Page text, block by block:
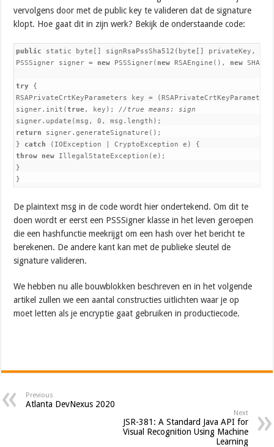
vervolgens door met de public key te valideren dat de signature
klopt. Hoe gaat dit in zijn werk? Bekijk de onderstaande code:
public static byte[] signRsaPssSha512(byte[] privateKey,
PSSSigner signer = new PSSSigner( new RSAEngine(), new
try {
RSAPrivateCrtKeyParameters key =
signer.init(true, key); //true means: sign
return signer.generateSignature();
} catch
throw
new IllegalStateException(e);
}
}
De plaintext msg in de code wordt hier ondertekend. Om dit te
doen wordt er eerst een PSSSigner klasse in het leven geroepen
die een hashfunctie meekrijgt om een hash over het bericht te
berekenen. De andere kant kan met de publieke sleutel de
signature valideren.
We hebben nu alle bouwblokken beschreven en in het volgende
artikel zullen we een aantal constructies uitlichten waar je op
moet letten als je encryptie gaat gebruiken in productiecode.
Previous
Atlanta DevNexus 2020
Next
JSR-381: A Standard Java API for
Visual Recognition Using Machine
Learning